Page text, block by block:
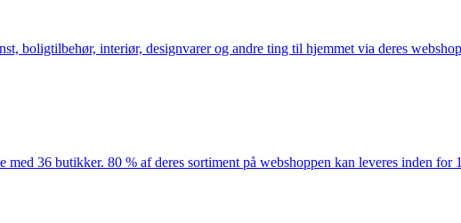
boligtilbehør, interiør, designvarer og andre ting til hjemmet via deres
36 butikker. 80 % af deres sortiment på webshoppen kan leveres inden